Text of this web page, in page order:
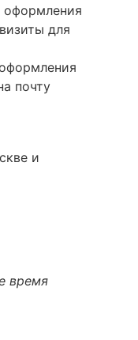
оформления
для
почту
и
время